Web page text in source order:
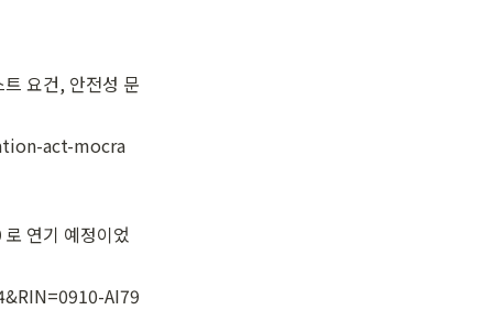
요건, 안전성 문
act-mocra
로 연기 예정이었
AI79